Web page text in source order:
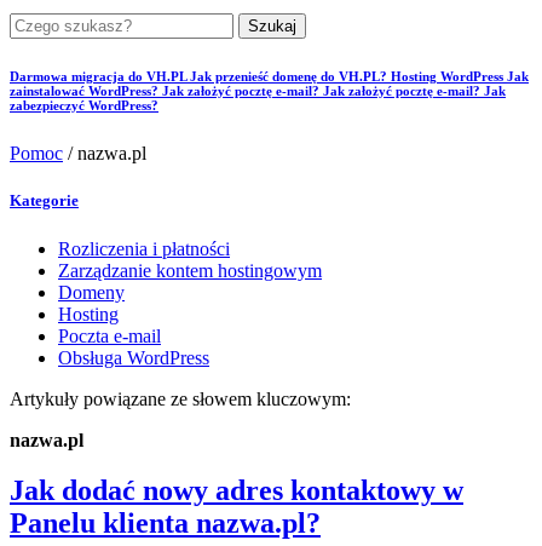
Szukaj
Darmowa migracja do VH.PLJak przenieść domenę do VH.PL? Hosting WordPress Jak
zainstalować WordPress? Jak założyć pocztę e-mail? Jak założyć pocztę e-mail? Jak
zabezpieczyć WordPress?
Pomoc /nazwa.pl
Kategorie
Rozliczenia i płatności
Zarządzanie kontem hostingowym
Domeny
Hosting
Poczta e-mail
Obsługa WordPress
Artykuły powiązane ze słowem kluczowym:
nazwa.pl
Jak dodać nowy adres kontaktowy w
Panelu klienta nazwa.pl?